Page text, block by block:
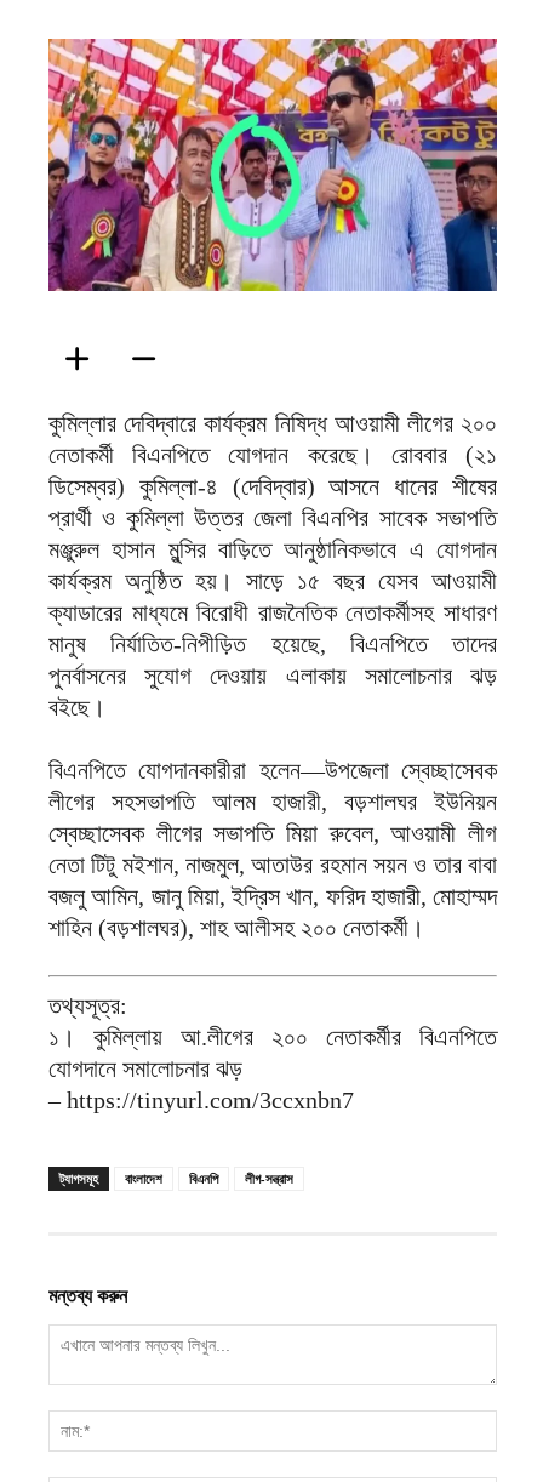
কুমিল্লার দেবিদ্বারে কার্যক্রম নিষিদ্ধ আওয়ামী লীগের ২০০
নেতাকর্মী বিএনপিতে যোগদান করেছে। রোববার (২১
ডিসেম্বর) কুমিল্লা-৪ (দেবিদ্বার) আসনে ধানের শীষের
প্রার্থী ও কুমিল্লা উত্তর জেলা বিএনপির সাবেক সভাপতি
মঞ্জুরুল হাসান মুন্সির বাড়িতে আনুষ্ঠানিকভাবে এ যোগদান
কার্যক্রম অনুষ্ঠিত হয়। সাড়ে ১৫ বছর যেসব আওয়ামী
ক্যাডারের মাধ্যমে বিরোধী রাজনৈতিক নেতাকর্মীসহ সাধারণ
মানুষ নির্যাতিত-নিপীড়িত হয়েছে, বিএনপিতে তাদের
পুনর্বাসনের সুযোগ দেওয়ায় এলাকায় সমালোচনার ঝড়
বইছে।
বিএনপিতে যোগদানকারীরা হলেন—উপজেলা স্বেচ্ছাসেবক
লীগের সহসভাপতি আলম হাজারী, বড়শালঘর ইউনিয়ন
স্বেচ্ছাসেবক লীগের সভাপতি মিয়া রুবেল, আওয়ামী লীগ
নেতা টিটু মইশান, নাজমুল, আতাউর রহমান সয়ন ও তার বাবা
বজলু আমিন, জানু মিয়া, ইদ্রিস খান, ফরিদ হাজারী, মোহাম্মদ
শাহিন (বড়শালঘর), শাহ আলীসহ ২০০ নেতাকর্মী।
তথ্যসূত্র:
১। কুমিল্লায় আ.লীগের ২০০ নেতাকর্মীর বিএনপিতে
যোগদানে সমালোচনার ঝড়
– https://tinyurl.com/3ccxnbn7
ট্যাগসমূহ বাংলাদেশ বিএনপি লীগ-সন্ত্রাস
মন্তব্য করুন